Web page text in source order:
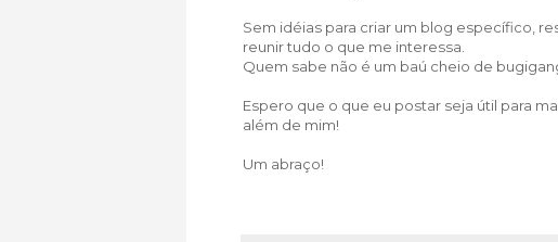
Sem idéias para criar um blog específico,
reunir tudo o que me interessa.
Quem sabe não é um baú cheio de
Espero que o que eu postar seja útil para
além de mim!
Um abraço!
Fabiano